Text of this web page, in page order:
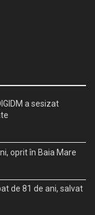
a sesizat
oprit în Baia Mare
de 81 de ani, salvat